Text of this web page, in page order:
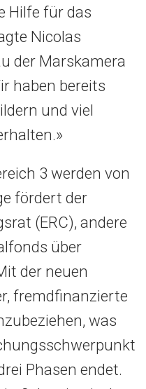
Hilfe für das
Nicolas
der Marskamera
haben bereits
und viel
3 werden von
fördert der
(ERC), andere
über
der neuen
fremdfinanzierte
was
Phasen endet.